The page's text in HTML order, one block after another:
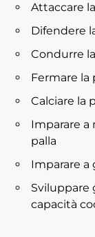
Attaccare
Difendere
Condurre
Fermare la
Calciare la
Imparare a
palla
Imparare a
Sviluppare
capacità